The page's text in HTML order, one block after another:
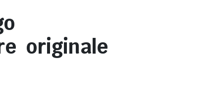
originale